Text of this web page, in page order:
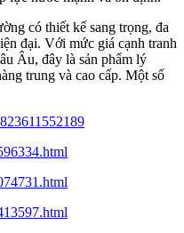
có thiết kế sang trọng, đa
đại. Với mức giá cạnh tranh
Âu, đây là sản phẩm lý
trung và cao cấp. Một số